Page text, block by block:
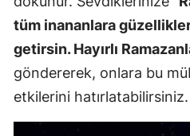
tüm inananlara
getirsin. Hayırlı
göndererek, onlara bu
etkilerini hatırlatabilirsiniz.